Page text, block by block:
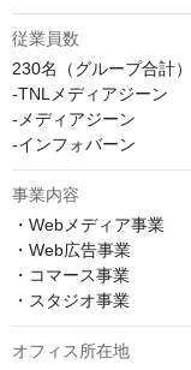
従業員数
230名（グループ合計）
-TNLメディアジーン
-メディアジーン
-インフォバーン
事業内容
・Webメディア事業
・Web広告事業
・コマース事業
・スタジオ事業
オフィス所在地